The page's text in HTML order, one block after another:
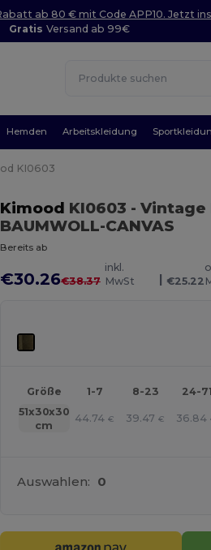
ab 80 € mit Code APP10. Jetzt
Gratis Versand ab 99€
Hemden Arbeitskleidung
KI0603
Kimood KI0603 - Vintage
BAUMWOLL-CANVAS
Bereits ab
€30.26€38.37
inkl.
MwSt
| €25.22
Größe 1-7 8-23 24-71
51x30x30
cm
44.74 € 39.47 € 36.84
Auswahlen: 0